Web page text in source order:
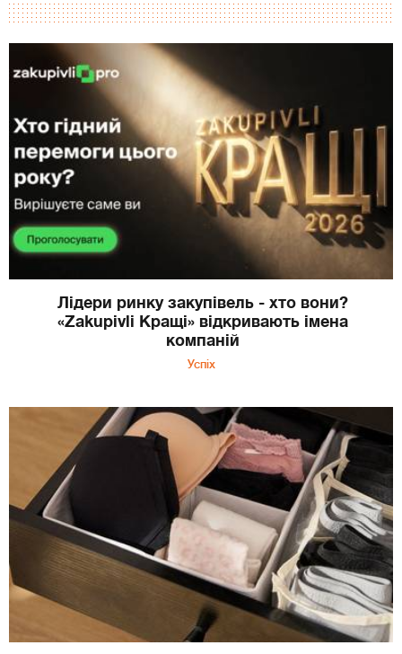
Лідери ринку закупівель - хто вони?
«Zakupivli Кращі» відкривають імена
компаній
Успіх